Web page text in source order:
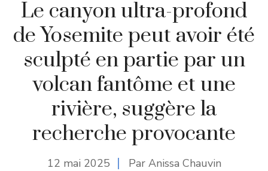
Le canyon ultra-profond
de Yosemite peut avoir été
sculpté en partie par un
volcan fantôme et une
rivière, suggère la
recherche provocante
12 mai 2025 Par Anissa Chauvin